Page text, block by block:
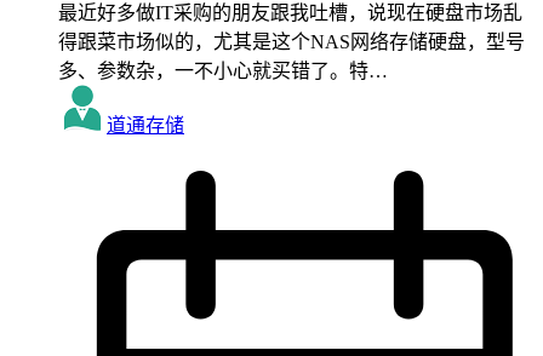
最近好多做IT采购的朋友跟我吐槽，说现在硬盘市场乱
得跟菜市场似的，尤其是这个NAS网络存储硬盘，型号
多、参数杂，一不小心就买错了。特…
道通存储